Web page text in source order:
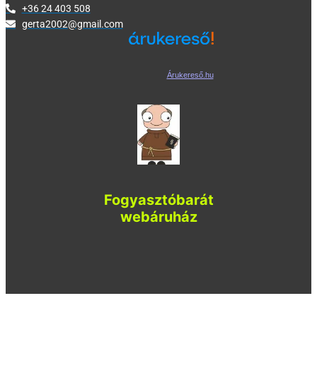
+36 24 403 508
gerta2002@gmail.com
Árukereső.hu
Fogyasztóbarát
webáruház